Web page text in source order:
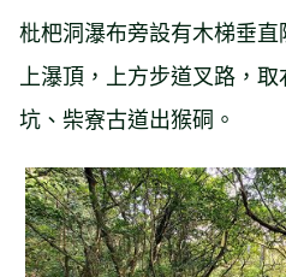
枇杷洞瀑布旁設有木梯垂
上瀑頂，上方步道叉路，
坑、柴寮古道出猴硐。